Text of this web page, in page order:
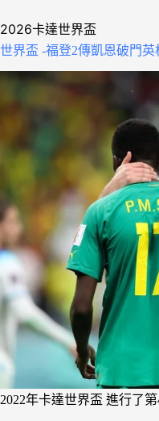
2026卡達世界盃
世界盃 -福登2傳凱恩破門英
2022年卡達世界盃 進行了